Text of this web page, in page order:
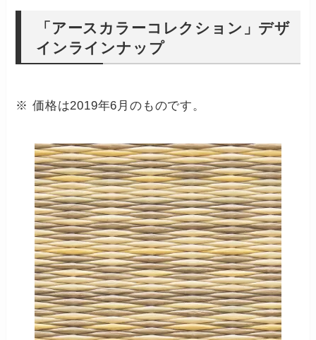
「アースカラーコレクション」デザ
インラインナップ
※ 価格は2019年6月のものです。